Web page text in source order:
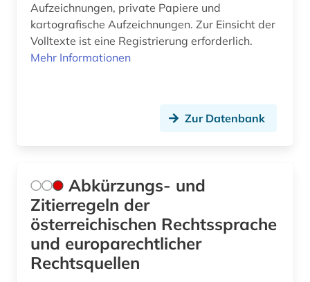
besonderer teil (1)
bestand (1)
betriebsführung (1)
betriebsrat (3)
betriebsverfassungsgesetz (1)
Aufzeichnungen, private Papiere und
kartografische Aufzeichnungen. Zur Einsicht der
Volltexte ist eine Registrierung erforderlich.
Mehr Informationen
Zur Datenbank
Abkürzungs- und
Zitierregeln der
österreichischen Rechtssprache
und europarechtlicher
Rechtsquellen